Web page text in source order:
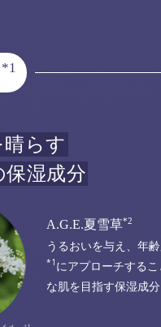
*1
晴らす
保湿成分
A.G.E.夏雪草*2
うるおいを与え、年
*1 にアプローチするこ
な肌を目指す保湿成分